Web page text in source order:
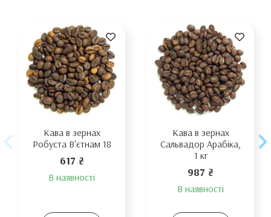
Кава в зернах
Робуста В'єтнам 18
617 ₴
В наявності
Кава в зернах
Сальвадор Арабіка,
1 кг
987 ₴
В наявності